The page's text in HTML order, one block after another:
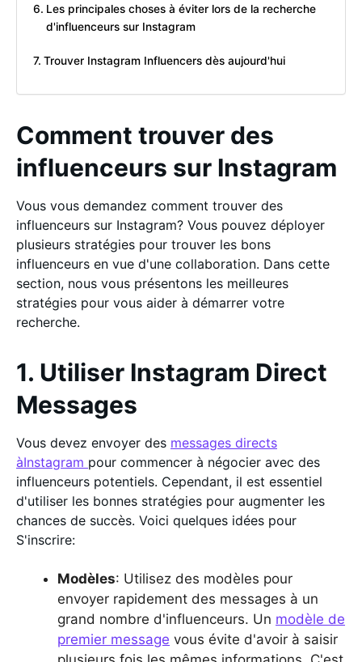
Les principales choses à éviter lors de la recherche
d'influenceurs sur Instagram
Trouver Instagram Influencers dès aujourd'hui
Comment trouver des
influenceurs sur Instagram
Vous vous demandez comment trouver des
influenceurs sur Instagram? Vous pouvez déployer
plusieurs stratégies pour trouver les bons
influenceurs en vue d'une collaboration. Dans cette
section, nous vous présentons les meilleures
stratégies pour vous aider à démarrer votre
recherche.
1. Utiliser Instagram Direct
Messages
Vous devez envoyer des messages directs
àInstagram pour commencer à négocier avec des
influenceurs potentiels. Cependant, il est essentiel
d'utiliser les bonnes stratégies pour augmenter les
chances de succès. Voici quelques idées pour
S'inscrire:
Modèles: Utilisez des modèles pour
envoyer rapidement des messages à un
grand nombre d'influenceurs. Un modèle de
premier message vous évite d'avoir à saisir